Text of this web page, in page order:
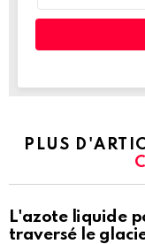
PLUS
L'azote liquide
traversé le